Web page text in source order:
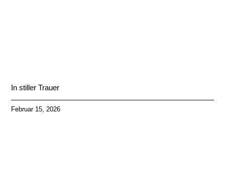
In stiller Trauer
Februar 15, 2026